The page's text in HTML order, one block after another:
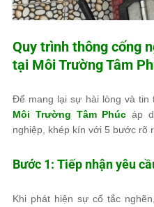
Quy trình thông cống
tại Môi Trường Tâm
Để mang lại sự hài lòng và tin
Môi Trường Tâm Phúc áp
nghiệp, khép kín với 5 bước rõ
Bước 1: Tiếp nhận yêu
Khi phát hiện sự cố tắc